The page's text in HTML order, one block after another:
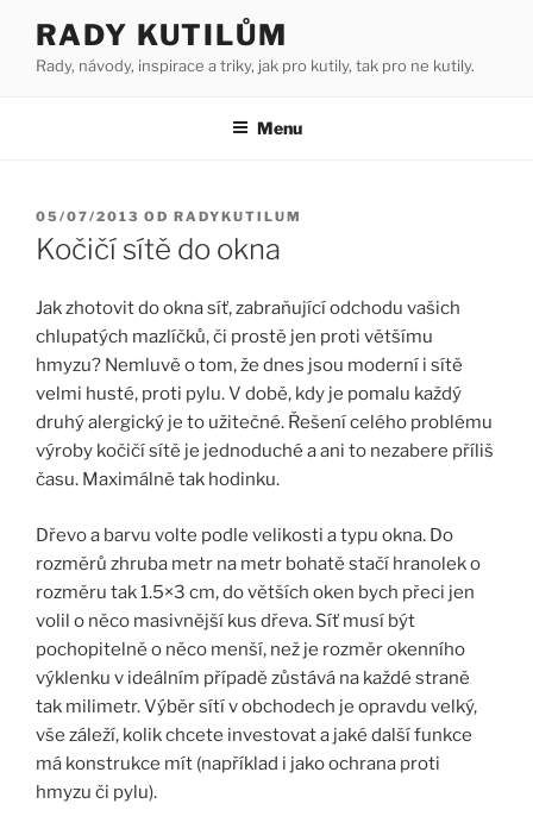
obsahu
RADY KUTILŮM
Rady, návody, inspirace a triky, jak pro kutily, tak pro ne kutily.
Menu
PUBLIKOVÁNO
05/07/2013 OD RADYKUTILUM
Kočičí sítě do okna
Jak zhotovit do okna síť, zabraňující odchodu vašich
chlupatých mazlíčků, či prostě jen proti většímu
hmyzu? Nemluvě o tom, že dnes jsou moderní i sítě
velmi husté, proti pylu. V době, kdy je pomalu každý
druhý alergický je to užitečné. Řešení celého problému
výroby kočičí sítě je jednoduché a ani to nezabere příliš
času. Maximálně tak hodinku.
Dřevo a barvu volte podle velikosti a typu okna. Do
rozměrů zhruba metr na metr bohatě stačí hranolek o
rozměru tak 1.5×3 cm, do větších oken bych přeci jen
volil o něco masivnější kus dřeva. Síť musí být
pochopitelně o něco menší, než je rozměr okenního
výklenku v ideálním případě zůstává na každé straně
tak milimetr. Výběr sítí v obchodech je opravdu velký,
vše záleží, kolik chcete investovat a jaké další funkce
má konstrukce mít (například i jako ochrana proti
hmyzu či pylu).